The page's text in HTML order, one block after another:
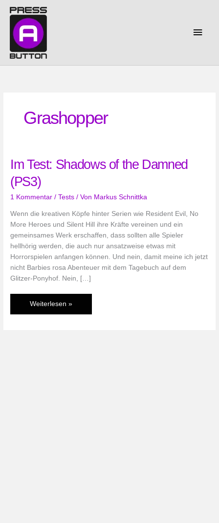
Inhalt
springen
Grashopper
Im Test: Shadows of the Damned
(PS3)
1 Kommentar /Tests / Von Markus Schnittka
Wenn die kreativen Köpfe hinter Serien wie Resident Evil, No
More Heroes und Silent Hill ihre Kräfte vereinen und ein
gemeinsames Werk erschaffen, dass sollten alle Spieler
hellhörig werden, die auch nur ansatzweise etwas mit
Horrorspielen anfangen können. Und nein, damit meine ich jetzt
nicht Barbies rosa Abenteuer mit dem Tagebuch auf dem
Glitzer-Ponyhof. Nein, […]
Im
Test:
Weiterlesen »